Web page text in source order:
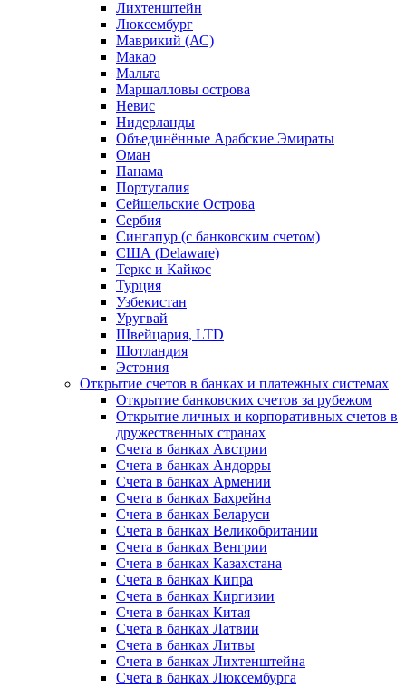
Лихтенштейн
Люксембург
Маврикий (АС)
Макао
Мальта
Маршалловы острова
Нeвис
Нидерланды
Объединённые Арабские Эмираты
Оман
Панама
Португалия
Сейшельские Острова
Сербия
Сингапур (c банковским счетом)
США (Delaware)
Теркс и Кайкос
Турция
Узбекистан
Уругвай
Швейцария, LTD
Шотландия
Эстония
Открытие счетов в банках и платежных системах
Открытие банковских счетов за рубежом
Открытие личных и корпоративных счетов в
дружественных странах
Счета в банках Австрии
Счета в банках Андорры
Счета в банках Армении
Счета в банках Бахрейна
Счета в банках Беларуси
Счета в банках Великобритании
Счета в банках Венгрии
Счета в банках Казахстана
Счета в банках Кипра
Счета в банках Киргизии
Счета в банках Китая
Счета в банках Латвии
Счета в банках Литвы
Счета в банках Лихтенштейна
Счета в банках Люксембурга